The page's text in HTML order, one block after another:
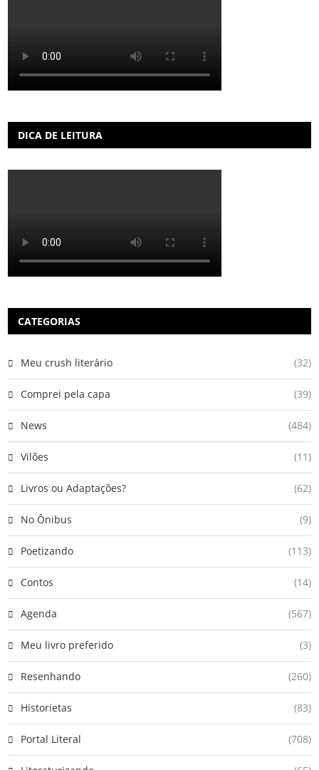
DICA DE LEITURA
CATEGORIAS
Meu crush literário (32)
Comprei pela capa (39)
News (484)
Vilões (11)
Livros ou Adaptações? (62)
No Ônibus (9)
Poetizando (113)
Contos (14)
Agenda (567)
Meu livro preferido (3)
Resenhando (260)
Historietas (83)
Portal Literal (708)